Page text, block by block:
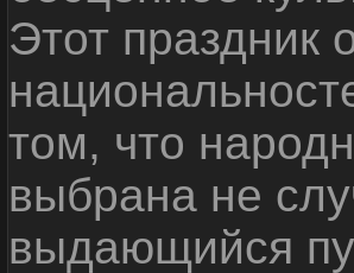
Этот праздник
том, что
выбрана не
выдающийся